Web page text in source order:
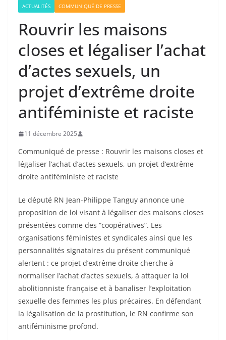
ACTUALITÉS COMMUNIQUÉ DE PRESSE
Rouvrir les maisons
closes et légaliser l’achat
d’actes sexuels, un
projet d’extrême droite
antiféministe et raciste
11 décembre 2025
Communiqué de presse : Rouvrir les maisons closes et
légaliser l’achat d’actes sexuels, un projet d’extrême
droite antiféministe et raciste
Le député RN Jean-Philippe Tanguy annonce une
proposition de loi visant à légaliser des maisons closes
présentées comme des “coopératives”. Les
organisations féministes et syndicales ainsi que les
personnalités signataires du présent communiqué
alertent : ce projet d’extrême droite cherche à
normaliser l’achat d’actes sexuels, à attaquer la loi
abolitionniste française et à banaliser l’exploitation
sexuelle des femmes les plus précaires. En défendant
la légalisation de la prostitution, le RN confirme son
antiféminisme profond.